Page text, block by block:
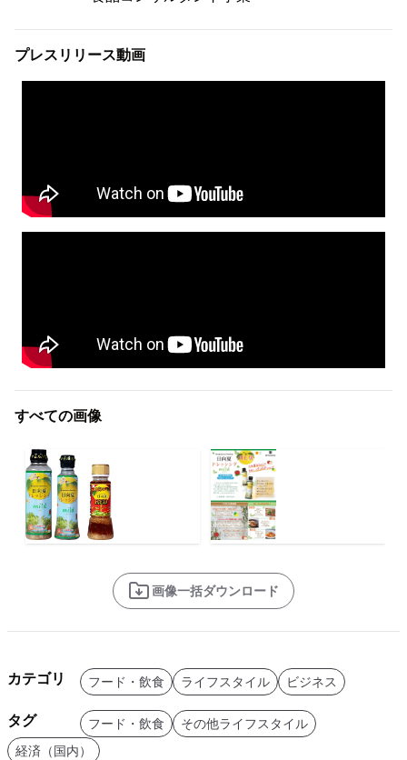
プレスリリース動画
すべての画像
画像一括ダウンロード
カテゴリ フード・飲食 ライフスタイル ビジネス
タグ フード・飲食
その他ライフスタイル
経済（国内）